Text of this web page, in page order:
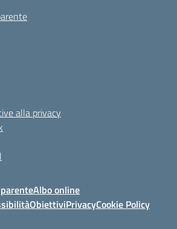
alla privacy
Albo online
ObiettiviPrivacyCookie Policy